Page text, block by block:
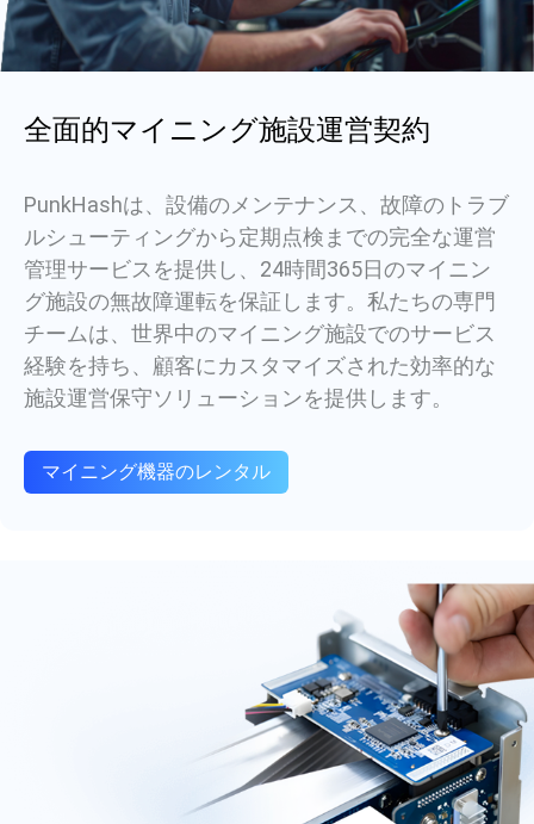
全面的マイニング施設運営契約
PunkHashは、設備のメンテナンス、故障のトラブ
ルシューティングから定期点検までの完全な運営
管理サービスを提供し、24時間365日のマイニン
グ施設の無故障運転を保証します。私たちの専門
チームは、世界中のマイニング施設でのサービス
経験を持ち、顧客にカスタマイズされた効率的な
施設運営保守ソリューションを提供します。
マイニング機器のレンタル